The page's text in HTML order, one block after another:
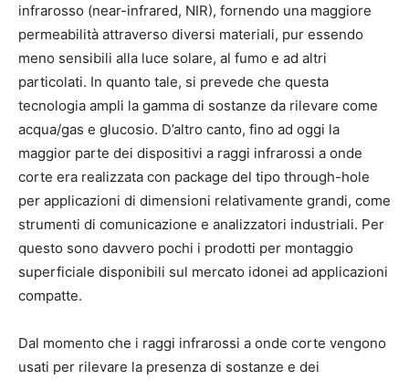
infrarosso (near-infrared, NIR), fornendo una maggiore
permeabilità attraverso diversi materiali, pur essendo
meno sensibili alla luce solare, al fumo e ad altri
particolati. In quanto tale, si prevede che questa
tecnologia ampli la gamma di sostanze da rilevare come
acqua/gas e glucosio. D’altro canto, fino ad oggi la
maggior parte dei dispositivi a raggi infrarossi a onde
corte era realizzata con package del tipo through-hole
per applicazioni di dimensioni relativamente grandi, come
strumenti di comunicazione e analizzatori industriali. Per
questo sono davvero pochi i prodotti per montaggio
superficiale disponibili sul mercato idonei ad applicazioni
compatte.
Dal momento che i raggi infrarossi a onde corte vengono
usati per rilevare la presenza di sostanze e dei